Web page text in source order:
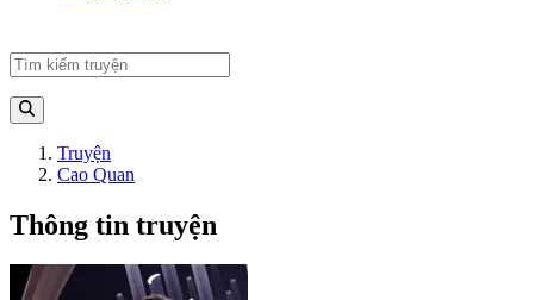
Truyện
Cao Quan
Thông tin truyện